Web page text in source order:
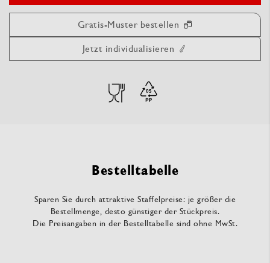
Gratis-Muster bestellen
Jetzt individualisieren
Bestelltabelle
Sparen Sie durch attraktive Staffelpreise: je größer die
Bestellmenge, desto günstiger der Stückpreis.
Die Preisangaben in der Bestelltabelle sind ohne MwSt.